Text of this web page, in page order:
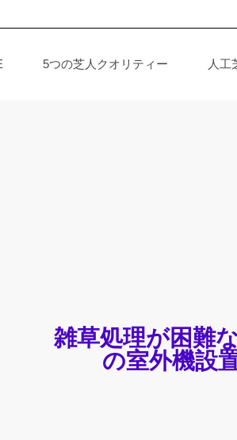
5つの芝人クオリティー 人工
雑草処理が困難
の室外機設